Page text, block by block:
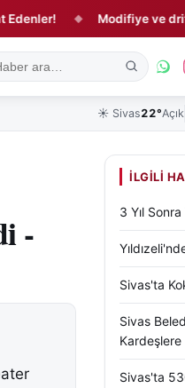
◆ Modifiye ve drift
Kültür, Sanat ve Tarih
☀️ Sivas22°Açık
-
İLGILI
3 Yıl
Sivas'ta
Sivas
Sivas'ta